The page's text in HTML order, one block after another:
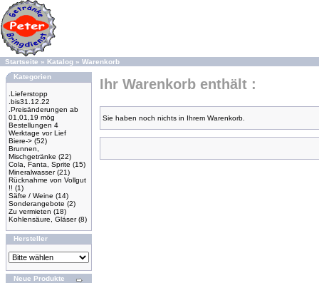
Startseite » Katalog » Warenkorb
Kategorien
.Lieferstopp
.bis31.12.22
.Preisänderungen ab
01,01,19 mög
Bestellungen 4
Werktage vor Lief
Biere-> (52)
Brunnen,
Mischgetränke (22)
Cola, Fanta, Sprite (15)
Mineralwasser(21)
Rücknahme von Vollgut
!! (1)
Säfte / Weine (14)
Sonderangebote (2)
Zu vermieten (18)
Kohlensäure, Gläser(8)
Hersteller
Neue Produkte
Ihr Warenkorb enthält :
Sie haben noch nichts in Ihrem Warenkorb.